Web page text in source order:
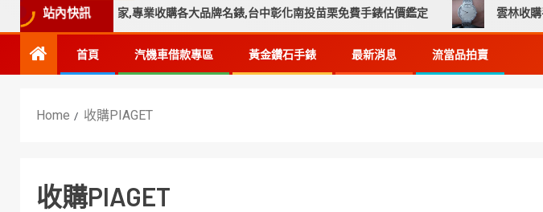
站內快訊
收購手錶專業店家,專業收購各大品牌名錶,台中彰化南投苗栗免費手錶估價鑑定 雲林收購手錶
首頁 汽機車借款專區 黃金鑽石手錶 最新消息 流當品拍賣
Home 收購PIAGET
收購PIAGET